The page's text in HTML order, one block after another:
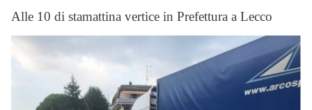
Alle 10 di stamattina vertice in Prefettura a Lecco